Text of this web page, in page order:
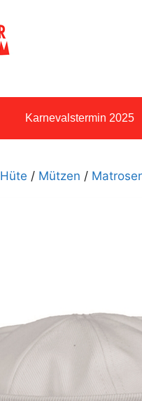
Karnevalstermin 2025
Hüte / Mützen /